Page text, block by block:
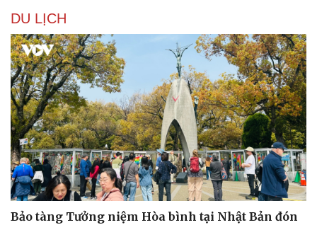
DU LỊCH
Bảo tàng Tưởng niệm Hòa bình tại Nhật Bản đón